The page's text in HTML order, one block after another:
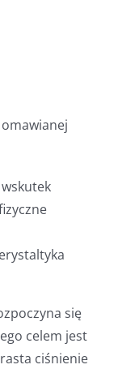
się
celem jest
ciśnienie